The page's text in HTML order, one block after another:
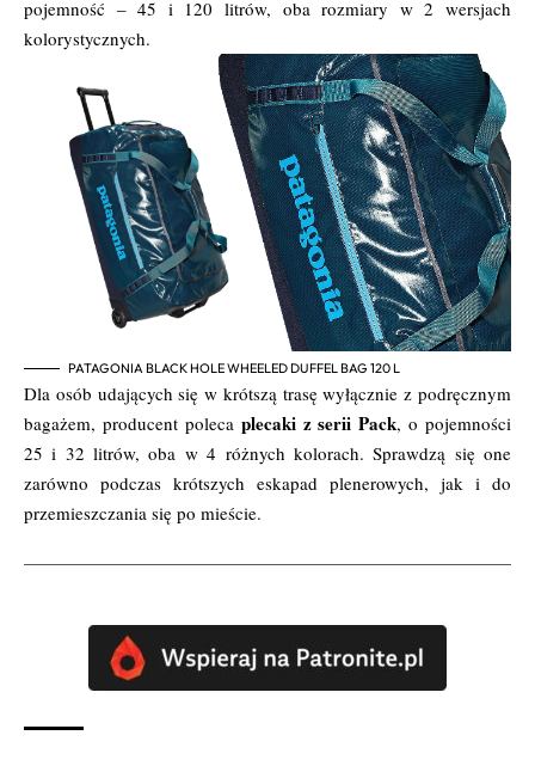
pojemność – 45 i 120 litrów, oba rozmiary w 2 wersjach
kolorystycznych.
PATAGONIA BLACK HOLE WHEELED DUFFEL BAG 120 L
Dla osób udających się w krótszą trasę wyłącznie z podręcznym
bagażem, producent poleca plecaki z serii Pack, o pojemności
25 i 32 litrów, oba w 4 różnych kolorach. Sprawdzą się one
zarówno podczas krótszych eskapad plenerowych, jak i do
przemieszczania się po mieście.